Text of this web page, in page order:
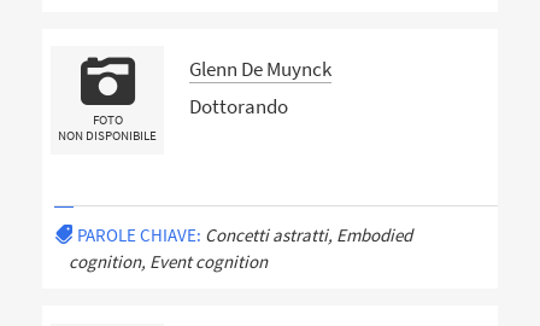
FOTO
NON DISPONIBILE
Glenn De Muynck
Dottorando
PAROLE CHIAVE: Concetti astratti, Embodied
cognition, Event cognition